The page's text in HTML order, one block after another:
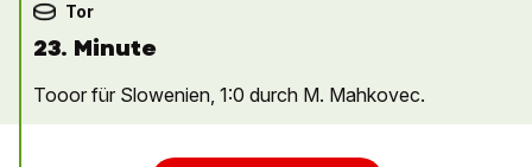
Tor
23. Minute
Tooor für Slowenien, 1:0 durch M. Mahkovec.